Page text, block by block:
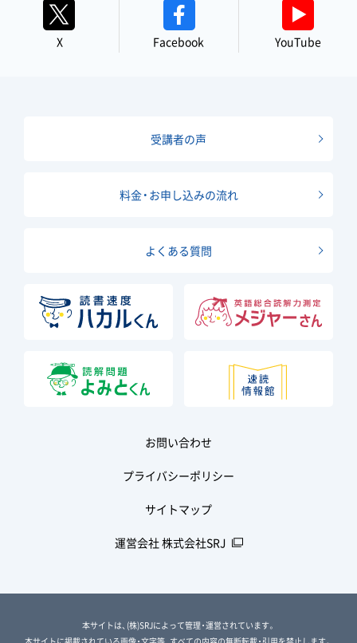
X Facebook YouTube
受講者の声
料金・お申し込みの流れ
よくある質問
お問い合わせ
プライバシーポリシー
サイトマップ
運営会社 株式会社SRJ
本サイトは、(株)SRJによって管理・運営されています。